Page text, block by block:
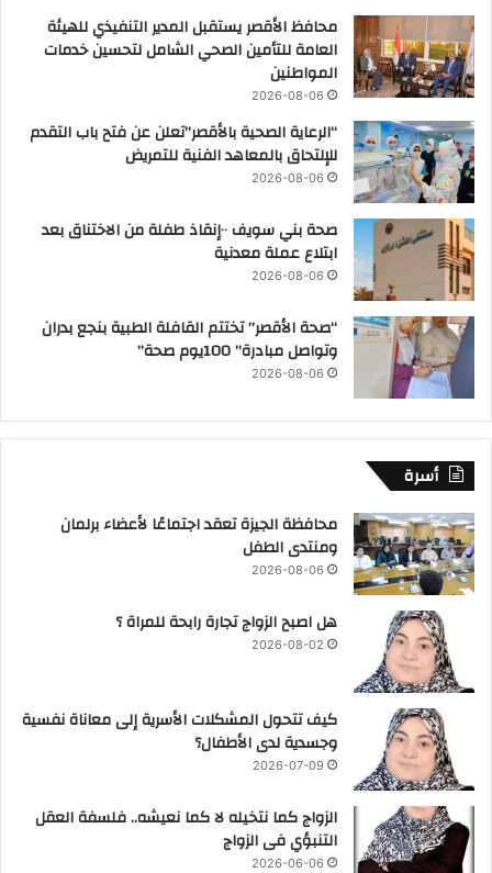
محافظ الأقصر يستقبل المدير التنفيذي للهيئة
العامة للتأمين الصحي الشامل لتحسين خدمات
المواطنين
2026-08-06
“الرعاية الصحية بالأقصر”تعلن عن فتح باب التقدم
للإلتحاق بالمعاهد الفنية للتمريض
2026-08-06
صحة بني سويف ٠٠إنقاذ طفلة من الاختناق بعد
ابتلاع عملة معدنية
2026-08-06
“صحة الأقصر” تختتم القافلة الطبية بنجع بدران
وتواصل مبادرة” 100يوم صحة”
2026-08-06
أسرة
محافظة الجيزة تعقد اجتماعًا لأعضاء برلمان
ومنتدى الطفل
2026-08-06
هل اصبح الزواج تجارة رابحة للمراة ؟
2026-08-02
كيف تتحول المشكلات الأسرية إلى معاناة نفسية
وجسدية لدى الأطفال؟
2026-07-09
الزواج كما نتخيله لا كما نعيشه.. فلسفة العقل
التنبؤي فى الزواج
2026-06-06